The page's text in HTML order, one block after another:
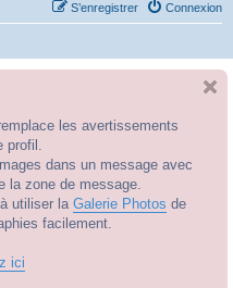
Connexion
S’enregistrer
les avertissements
profil.
dans un message avec
la zone de message.
utiliser la Galerie Photos de
facilement.
ici